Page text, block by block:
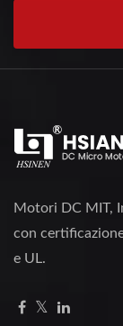
Motori DC MIT,
con
e UL.